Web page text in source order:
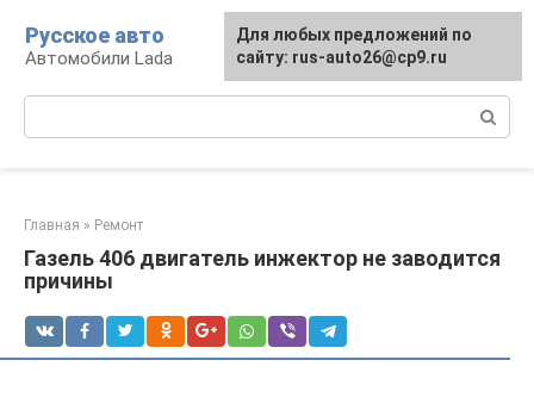
контенту
Русское авто
Автомобили Lada
Главная » Ремонт
Газель 406 двигатель инжектор не заводится
причины
Для любых предложений по
сайту: rus-auto26@cp9.ru